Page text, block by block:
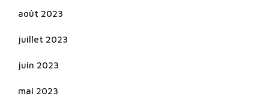
août 2023
juillet 2023
juin 2023
mai 2023